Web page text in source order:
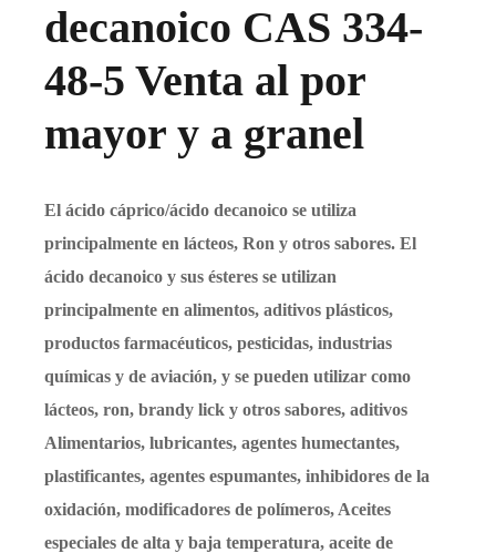
decanoico CAS 334-
48-5 Venta al por
mayor y a granel
El ácido cáprico/ácido decanoico se utiliza
principalmente en lácteos, Ron y otros sabores. El
ácido decanoico y sus ésteres se utilizan
principalmente en alimentos, aditivos plásticos,
productos farmacéuticos, pesticidas, industrias
químicas y de aviación, y se pueden utilizar como
lácteos, ron, brandy lick y otros sabores, aditivos
Alimentarios, lubricantes, agentes humectantes,
plastificantes, agentes espumantes, inhibidores de la
oxidación, modificadores de polímeros, Aceites
especiales de alta y baja temperatura, aceite de